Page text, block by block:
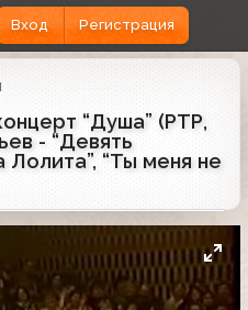
Вход Регистрация
“Душа” (РТР,
- “Девять
Лолита”, “Ты меня не